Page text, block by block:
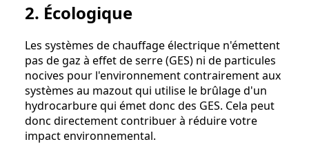
2. Écologique
Les systèmes de chauffage électrique n'émettent
pas de gaz à effet de serre (GES) ni de particules
nocives pour l'environnement contrairement aux
systèmes au mazout qui utilise le brûlage d'un
hydrocarbure qui émet donc des GES. Cela peut
donc directement contribuer à réduire votre
impact environnemental.